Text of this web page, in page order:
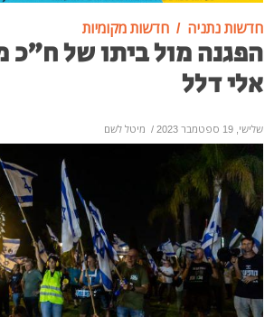
חדשות נתניה חדשות מקומיות
הפגנה מול ביתו של ח"כ
אלי דלל
שלישי, 19 ספטמבר 2023 / מיטל לשם